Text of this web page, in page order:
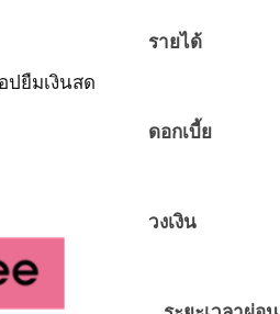
ปยืมเงินสด
รายได้
ดอกเบี้ย
วงเงิน